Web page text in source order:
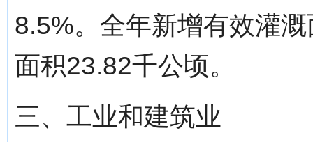
8.5%。全年新增有效灌
面积23.82千公顷。
三、工业和建筑业